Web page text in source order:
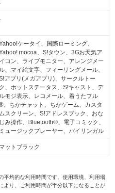
ケータイ、国際ローミング、
mocoa、S!タウン、3Gお天気ア
イコン、ライブモニター、アレンジメー
ル、マイ絵文字、フィーリングメール、
アプリ(メガアプリ)、サークルトー
ク、ホットステータス、S!キャスト、デ
ルモジ表示、レコメール、着うたフル
、ちかチャット、ちかゲーム、カスタ
スクリーン、S!アドレスブック、おな
じみ操作、Bluetooth®、電子コミック、
ミュージックプレーヤー、バイリンガル
マットブラック
平均的な利用時間です。使用環境、利用場
より、ご利用時間が半分以下になることが